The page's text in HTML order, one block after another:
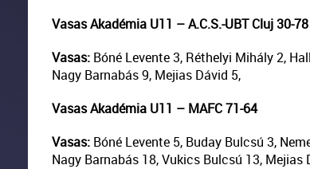
Vasas Akadémia U11 –A.C.S.-UBT Cluj30-78
Vasas:Bóné Levente 3, Réthelyi Mihály 2,
Nagy Barnabás 9, Mejias Dávid 5,
Vasas Akadémia U11 – MAFC 71-64
Vasas:Bóné Levente 5, Buday Bulcsú 3,
Nagy Barnabás 18, Vukics Bulcsú 13, Mejias